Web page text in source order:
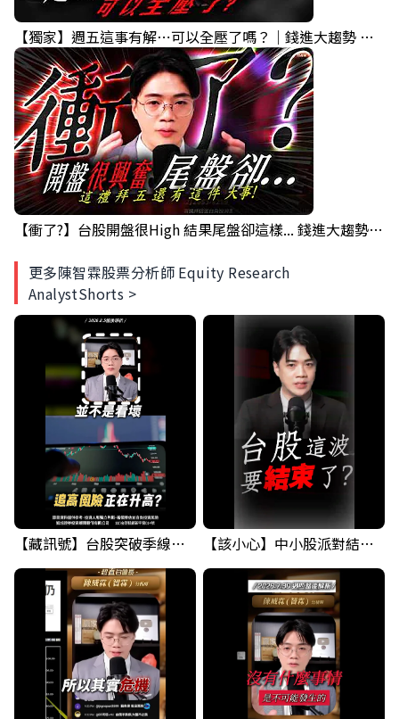
【獨家】週五這事有解⋯可以全壓了嗎？｜錢進大趨勢 Mr.智霖 陳 2026/08/06
【衝了?】台股開盤很High 結果尾盤卻這樣... 錢進大趨勢 Mr.智霖 陳 2026/08/05
更多陳智霖股票分析師 Equity Research
AnalystShorts >
【藏訊號】台股突破季線，週一我提醒了這個關鍵訊號 【該小心】中小股派對結束 ? 關鍵訊號都指向...